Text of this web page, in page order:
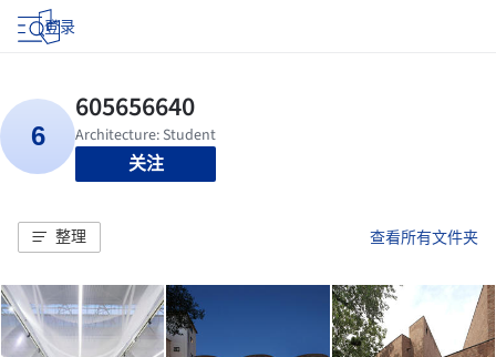
登录
关注
整理 查看所有文件夹